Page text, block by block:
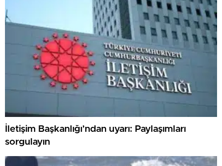
İletişim Başkanlığı’ndan uyarı: Paylaşımları
sorgulayın